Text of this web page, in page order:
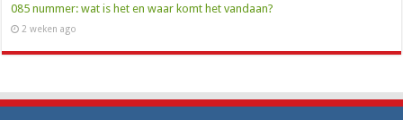
085 nummer: wat is het en waar komt het vandaan?
2 weken ago